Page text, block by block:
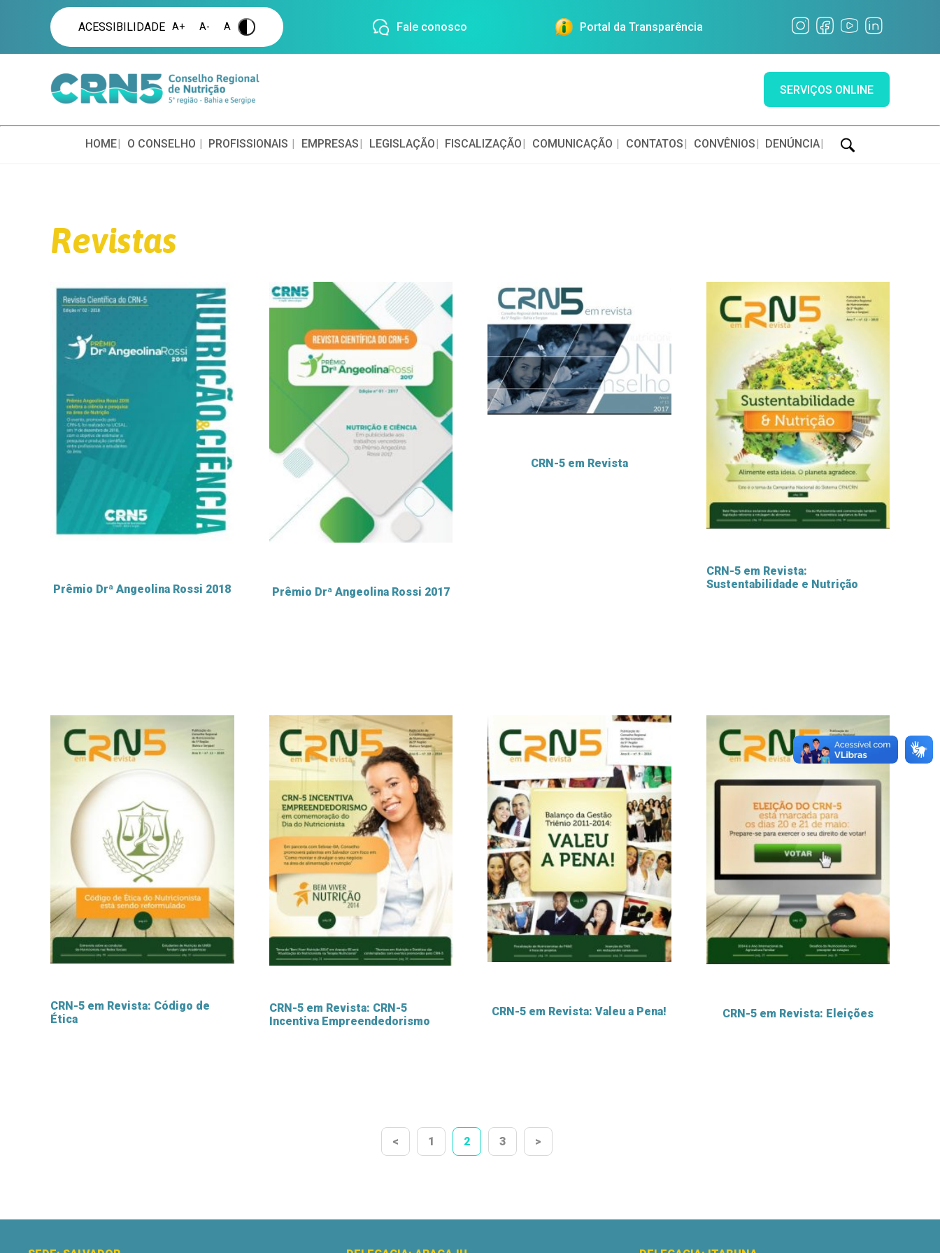
ACESSIBILIDADE A+ A- A . Fale conosco Portal da Transparência
SERVIÇOS ONLINE
HOME O CONSELHO PROFISSIONAIS EMPRESAS LEGISLAÇÃO FISCALIZAÇÃO COMUNICAÇÃO CONTATOS CONVÊNIOS DENÚNCIA
Revistas
Prêmio Drª Angeolina Rossi 2018 Prêmio Drª Angeolina Rossi 2017
CRN-5 em Revista
CRN-5 em Revista:
Sustentabilidade e Nutrição
CRN-5 em Revista: Código de
Ética
CRN-5 em Revista: CRN-5
Incentiva Empreendedorismo
CRN-5 em Revista: Valeu a Pena! CRN-5 em Revista: Eleições
< 1 2 3 >